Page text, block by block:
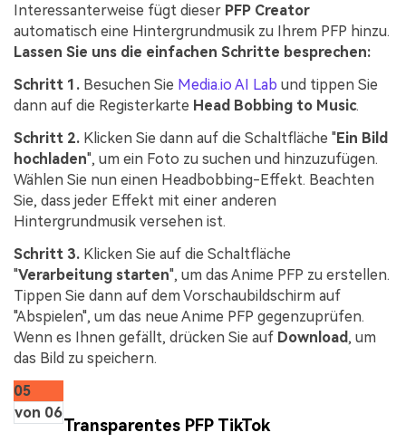
Interessanterweise fügt dieser PFP Creator
automatisch eine Hintergrundmusik zu Ihrem PFP hinzu.
Lassen Sie uns die einfachen Schritte besprechen:
Schritt 1. Besuchen Sie Media.io AI Lab und tippen Sie
dann auf die Registerkarte Head Bobbing to Music.
Schritt 2. Klicken Sie dann auf die Schaltfläche "Ein Bild
hochladen", um ein Foto zu suchen und hinzuzufügen.
Wählen Sie nun einen Headbobbing-Effekt. Beachten
Sie, dass jeder Effekt mit einer anderen
Hintergrundmusik versehen ist.
Schritt 3. Klicken Sie auf die Schaltfläche
"Verarbeitung starten", um das Anime PFP zu erstellen.
Tippen Sie dann auf dem Vorschaubildschirm auf
"Abspielen", um das neue Anime PFP gegenzuprüfen.
Wenn es Ihnen gefällt, drücken Sie auf Download , um
das Bild zu speichern.
05
von 06
Transparentes PFP TikTok